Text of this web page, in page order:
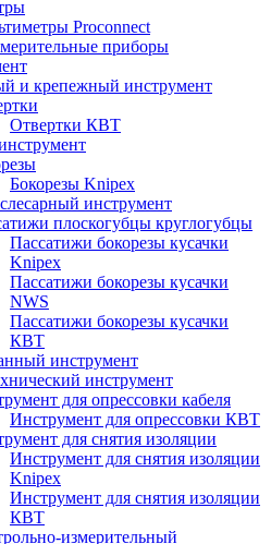
Proconnect
приборы
и крепежный инструмент
Отвертки КВТ
Бокорезы Knipex
инструмент
плоскогубцы круглогубцы
Пассатижи бокорезы кусачки
Knipex
Пассатижи бокорезы кусачки
NWS
Пассатижи бокорезы кусачки
КВТ
инструмент
инструмент
для опрессовки кабеля
Инструмент для опрессовки КВТ
для снятия изоляции
Инструмент для снятия изоляции
Knipex
Инструмент для снятия изоляции
КВТ
измерительный